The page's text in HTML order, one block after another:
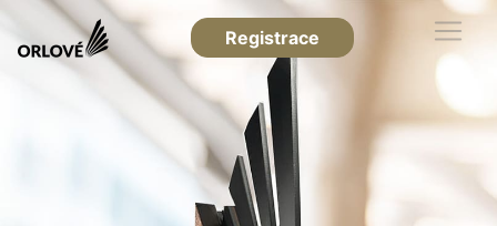
Registrace